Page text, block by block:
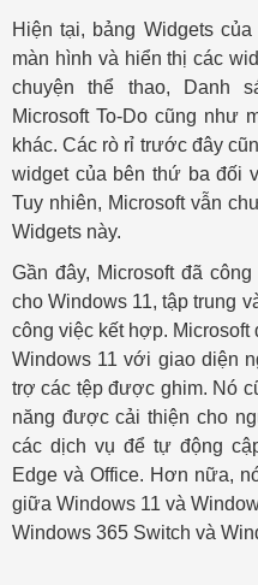
Hiện tại, bảng Widgets
màn hình và hiển thị các
chuyện thể thao, Danh
Microsoft To-Do cũng như
khác. Các rò rỉ trước đây
widget của bên thứ ba đối
Tuy nhiên, Microsoft vẫn
Widgets này.
Gần đây, Microsoft đã
cho Windows 11, tập trung
công việc kết hợp. Microsoft
Windows 11 với giao diện
trợ các tệp được ghim. Nó
năng được cải thiện cho
các dịch vụ để tự động
Edge và Office. Hơn nữa,
giữa Windows 11 và
Windows 365 Switch và